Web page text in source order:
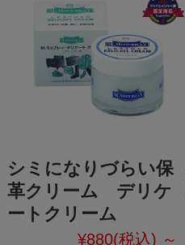
シミになりづらい保
革クリーム デリケ
ートクリーム
¥880(税込) ～